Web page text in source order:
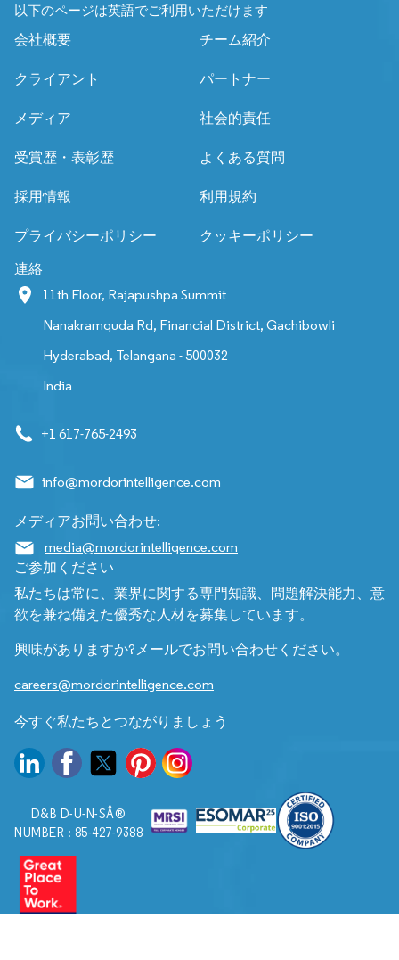
以下のページは英語でご利用いただけます
会社概要
チーム紹介
クライアント パートナー
メディア 社会的責任
受賞歴・表彰歴 よくある質問
採用情報 利用規約
プライバシーポリシー クッキーポリシー
連絡
11th Floor, Rajapushpa Summit
Nanakramguda Rd, Financial District, Gachibowli
Hyderabad, Telangana - 500032
India
+1 617-765-2493
info@mordorintelligence.com
メディアお問い合わせ:
media@mordorintelligence.com
ご参加ください
私たちは常に、業界に関する専門知識、問題解決能力、意
欲を兼ね備えた優秀な人材を募集しています。
興味がありますか?メールでお問い合わせください。
careers@mordorintelligence.com
今すぐ私たちとつながりましょう
D&B D-U-N-SÂ®
NUMBER : 85-427-9388